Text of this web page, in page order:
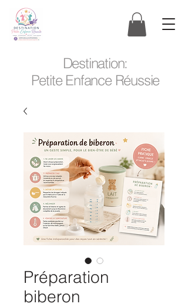
Destination:
Petite Enfance Réussie
Préparation
biberon